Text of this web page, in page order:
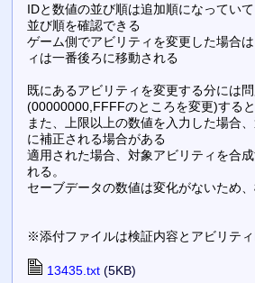
IDと数値の並び順は追加順になってい
並び順を確認できる
ゲーム側でアビリティを変更した場合
ィは一番後ろに移動される
既にあるアビリティを変更する分には
(00000000,FFFFのところを変更)する
また、上限以上の数値を入力した場合
に補正される場合がある
適用された場合、対象アビリティを合
れる。
セーブデータの数値は変化がないため、
※添付ファイルは検証内容とアビリテ
13435.txt(5KB)